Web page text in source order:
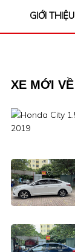
GIỚI THIỆU
XE MỚI VỀ